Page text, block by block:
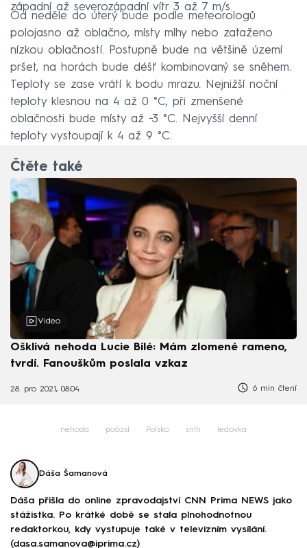
západní až severozápadní vítr 3 až 7 m/s.
Od neděle do úterý bude podle meteorologů
polojasno až oblačno, místy mlhy nebo zataženo
nízkou oblačností. Postupně bude na většině území
pršet, na horách bude déšť kombinovaný se sněhem.
Teploty se zase vrátí k bodu mrazu. Nejnižší noční
teploty klesnou na 4 až 0 °C, při zmenšené
oblačnosti bude místy až −3 °C. Nejvyšší denní
teploty vystoupají k 4 až 9 °C.
Čtěte také
Video
Ošklivá nehoda Lucie Bílé: Mám zlomené rameno,
tvrdí. Fanouškům poslala vzkaz
28. pro 2021, 08:04 6 min čtení
nehoda počasí Polsko sníh ledovka
Dáša Šamanová
Dáša přišla do online zpravodajství CNN Prima NEWS jako
stážistka. Po krátké době se stala plnohodnotnou
redaktorkou, kdy vystupuje také v televizním vysílání.
(dasa.samanova@iprima.cz)